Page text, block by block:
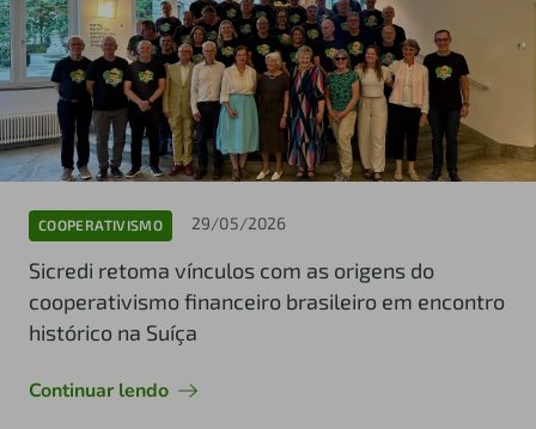
COOPERATIVISMO 29/05/2026
Sicredi retoma vínculos com as origens do
cooperativismo financeiro brasileiro em encontro
histórico na Suíça
Continuar lendo